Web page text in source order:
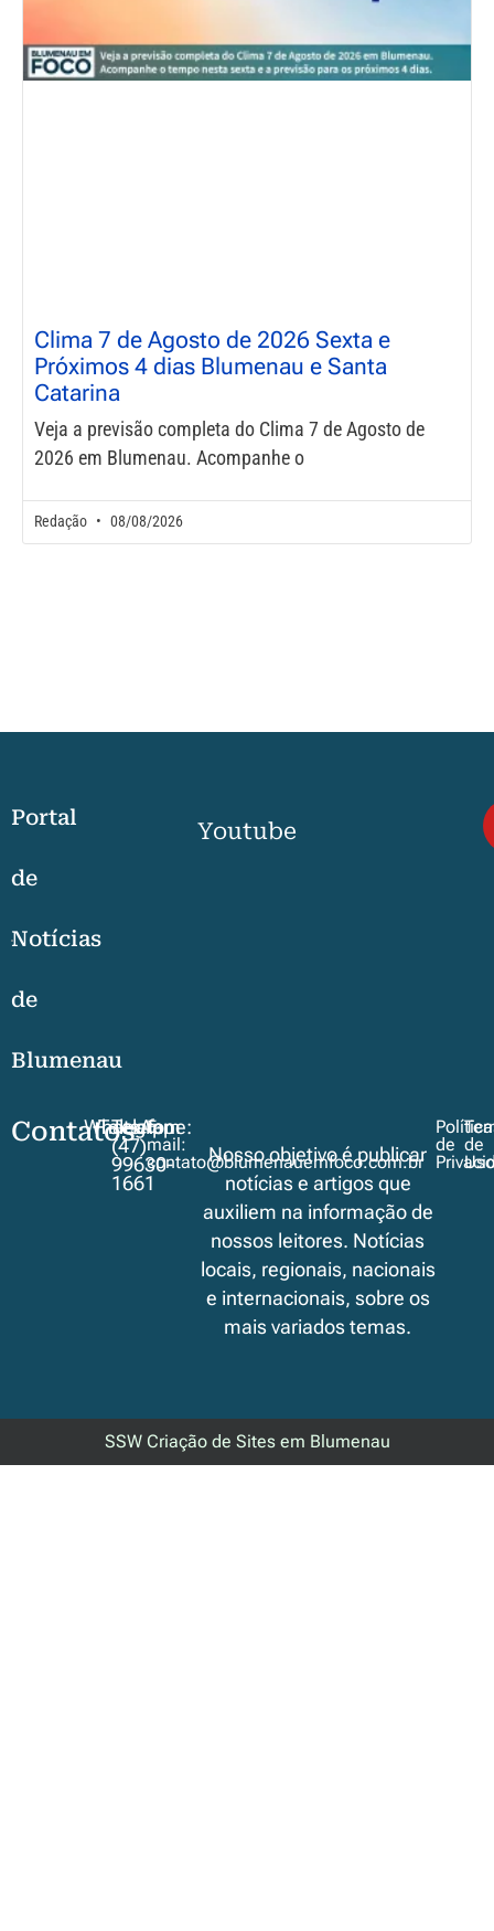
Clima 7 de Agosto de 2026 Sexta e
Próximos 4 dias Blumenau e Santa
Catarina
Veja a previsão completa do Clima 7 de Agosto de
2026 em Blumenau. Acompanhe o
Redação 08/08/2026
Portal
de
Notícias
de
Blumenau
Youtube
Contatos
WhatsApp
Telegram
Telefone:
(47)
99630-
1661
E-
mail:
contato@blumenauemfoco.com.br
Nosso objetivo é publicar
notícias e artigos que
auxiliem na informação de
nossos leitores. Notícias
locais, regionais, nacionais
e internacionais, sobre os
mais variados temas.
de de
SSW Criação de Sites em Blumenau